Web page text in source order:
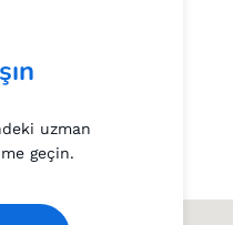
uzman
geçin.